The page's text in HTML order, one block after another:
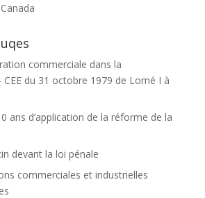
commerciale dans la
CEE du 31 octobre 1979 de Lomé I à
ans d’application de la réforme de la
devant la loi pénale
commerciales et industrielles